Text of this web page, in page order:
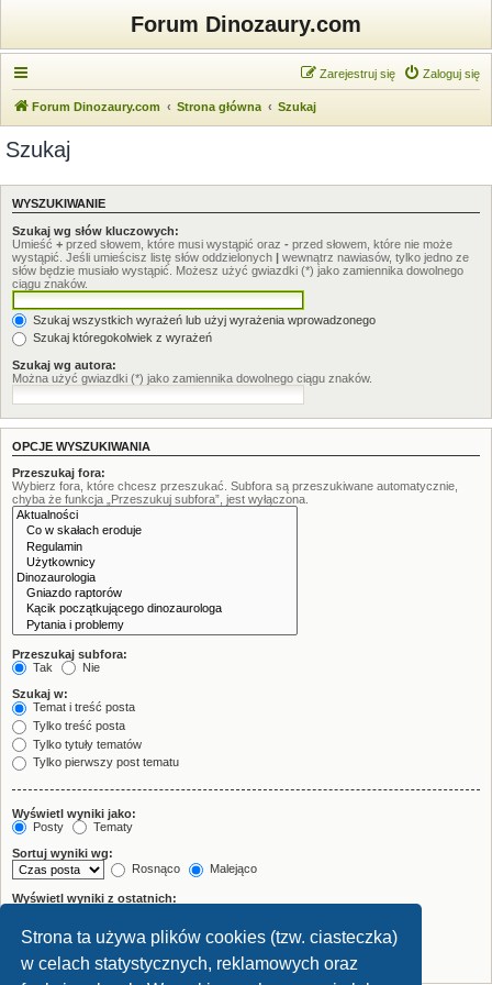
Strona ta używa plików cookies (tzw. ciasteczka)
w celach statystycznych, reklamowych oraz
Forum Dinozaury.com
Zaloguj się
Zarejestruj się
Forum Dinozaury.com Strona główna Szukaj
Szukaj
WYSZUKIWANIE
Szukaj wg słów kluczowych:
Umieść + przed słowem, które musi wystąpić oraz - przed słowem, które nie może
wystąpić. Jeśli umieścisz listę słów oddzielonych | wewnątrz nawiasów, tylko jedno ze
słów będzie musiało wystąpić. Możesz użyć gwiazdki (*) jako zamiennika dowolnego
ciągu znaków.
Szukaj wszystkich wyrażeń lub użyj wyrażenia wprowadzonego
Szukaj któregokolwiek z wyrażeń
Szukaj wg autora:
Można użyć gwiazdki (*) jako zamiennika dowolnego ciągu znaków.
OPCJE WYSZUKIWANIA
Przeszukaj fora:
Wybierz fora, które chcesz przeszukać. Subfora są przeszukiwane automatycznie,
chyba że funkcja „Przeszukuj subfora”, jest wyłączona.
Przeszukaj subfora:
Tak
Nie
Szukaj w:
Temat i treść posta
Tylko treść posta
Tylko tytuły tematów
Tylko pierwszy post tematu
Wyświetl wyniki jako:
Posty
Tematy
Sortuj wyniki wg:
Rosnąco
Malejąco
Wyświetl wyniki z ostatnich:
Wyświetl pierwsze:
znaków w poście